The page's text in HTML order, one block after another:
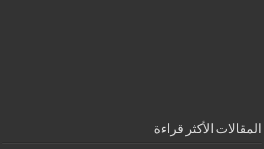
المقالات الأكثر قراءة